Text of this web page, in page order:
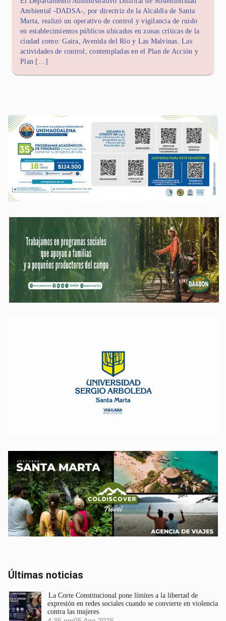
Ambiental -DADSA-, por directriz de la Alcaldía de Santa
Marta, realizó un operativo de control y vigilancia de ruido
en establecimientos públicos ubicados en zonas críticas de la
ciudad como: Gaira, Avenida del Río y Las Malvinas. Las
actividades de control, contempladas en el Plan de Acción y
Plan […]
Últimas noticias
La Corte Constitucional pone límites a la libertad de
expresión en redes sociales cuando se convierte en violencia
contra las mujeres